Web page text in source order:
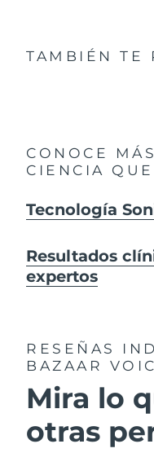
TAMBIÉN TE
CONOCE
CIENCIA
Tecnología
Resultados
expertos
RESEÑAS
BAZAAR
Mira lo
otras